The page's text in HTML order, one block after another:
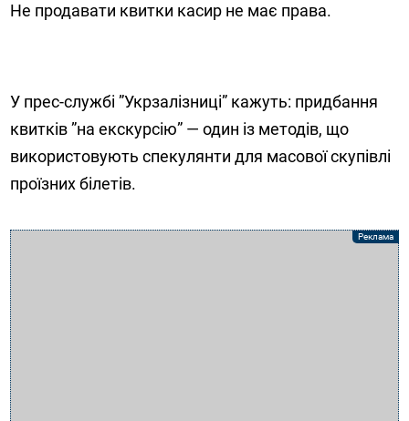
Не продавати квитки касир не має права.
У прес-службі ”Укрзалізниці” кажуть: придбання
квитків ”на екскурсію” — один із методів, що
використовують спекулянти для масової скупівлі
проїзних білетів.